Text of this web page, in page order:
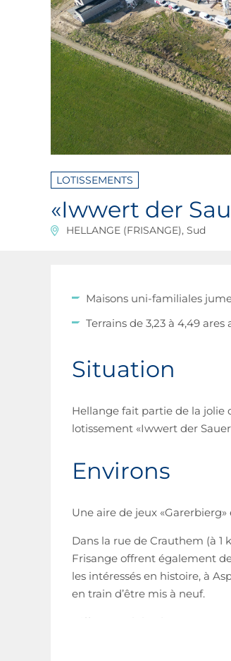
LOTISSEMENTS
«Iwwert der
HELLANGE (FRISANGE), Sud
Maisons uni-familiales
Terrains de 3,23 à 4,49
Situation
Hellange fait partie de la
lotissement «Iwwert der
Environs
Une aire de jeux
Dans la rue de Crauthem (à
Frisange offrent également
les intéressés en histoire, à
en train d’être mis à neuf.
Différents clubs de sport
aller au terrain à Aspelt